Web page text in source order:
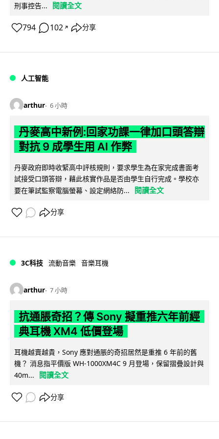
刑事控告...
閱讀全文
794 102 ↗ 分享
人工智能
arthur 6 小時
丹麥高中新例:回家功課一律加口頭答辯
對抗 9 成學生用 AI 作弊
丹麥政府即時收緊高中評核規則，要求學生為在家完成書面考
試接受口頭答辯，藉此核實作品是否由學生自行完成。學校亦
要在筆試監察電腦螢幕、設定網絡防...
閱讀全文
分享
3C科技 流動音樂 音樂耳機
arthur 7 小時
抗通脹奇招？傳 Sony 擬重推六年前經
典耳機 XM4 低價登場
耳機越賣越貴，Sony 應對通脹的奇招居然是重推 6 年前的舊
機？ 消息指平價版 WH-1000XM4C 9 月登場，保留摺疊設計與
40m...
閱讀全文
分享